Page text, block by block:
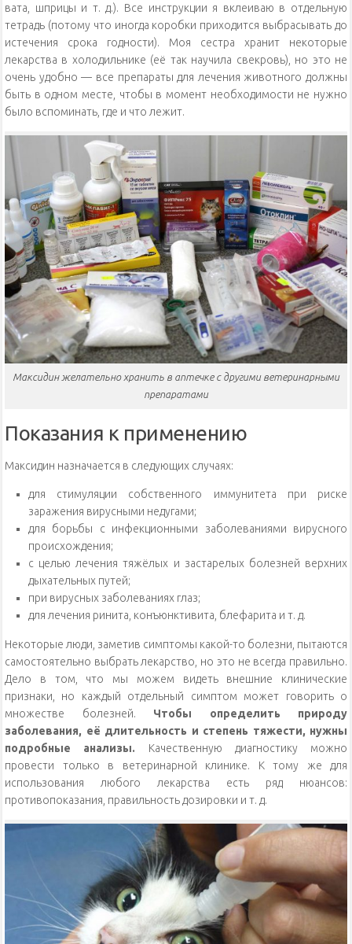
вата, шприцы и т. д.). Все инструкции я вклеиваю в отдельную
тетрадь (потому что иногда коробки приходится выбрасывать до
истечения срока годности). Моя сестра хранит некоторые
лекарства в холодильнике (её так научила свекровь), но это не
очень удобно — все препараты для лечения животного должны
быть в одном месте, чтобы в момент необходимости не нужно
было вспоминать, где и что лежит.
Максидин желательно хранить в аптечке с другими ветеринарными
препаратами
Показания к применению
Максидин назначается в следующих случаях:
для стимуляции собственного иммунитета при риске
заражения вирусными недугами;
для борьбы с инфекционными заболеваниями вирусного
происхождения;
с целью лечения тяжёлых и застарелых болезней верхних
дыхательных путей;
при вирусных заболеваниях глаз;
для лечения ринита, конъюнктивита, блефарита и т. д.
Некоторые люди, заметив симптомы какой-то болезни, пытаются
самостоятельно выбрать лекарство, но это не всегда правильно.
Дело в том, что мы можем видеть внешние клинические
признаки, но каждый отдельный симптом может говорить о
множестве болезней. Чтобы определить природу
заболевания, её длительность и степень тяжести, нужны
подробные анализы. Качественную диагностику можно
провести только в ветеринарной клинике. К тому же для
использования любого лекарства есть ряд нюансов:
противопоказания, правильность дозировки и т. д.